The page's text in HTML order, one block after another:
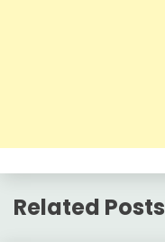
Related Posts